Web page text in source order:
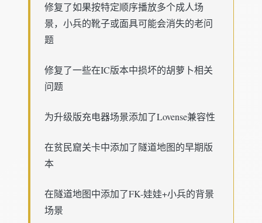
修复了如果按特定顺序播放多个成人场
景，小兵的靴子或面具可能会消失的老问
题
修复了一些在IC版本中损坏的胡萝卜相关
问题
为升级版充电器场景添加了Lovense兼容性
在贫民窟关卡中添加了隧道地图的早期版
本
在隧道地图中添加了FK-娃娃+小兵的背景
场景